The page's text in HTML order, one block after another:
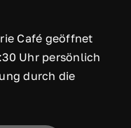
Café geöffnet
Uhr persönlich
durch die